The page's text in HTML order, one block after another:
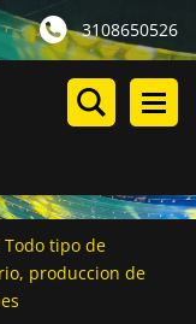
3108650526
tipo de
produccion de